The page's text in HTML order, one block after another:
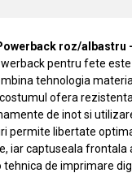
roz/albastru
pentru fete
tehnologia
ofera
de inot si
permite libertate
iar captuseala
de imprimare